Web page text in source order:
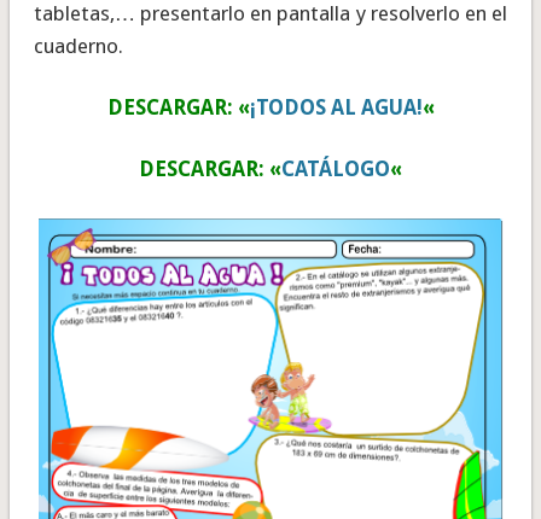
tabletas,… presentarlo en pantalla y resolverlo en el
cuaderno.
DESCARGAR: «¡TODOS AL AGUA!«
DESCARGAR: «CATÁLOGO«